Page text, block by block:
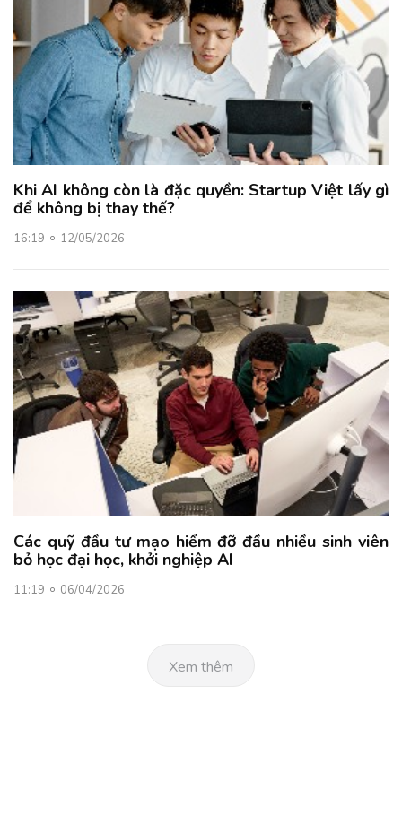
Khi AI không còn là đặc quyền: Startup Việt lấy gì
để không bị thay thế?
16:19 12/05/2026
Các quỹ đầu tư mạo hiểm đỡ đầu nhiều sinh viên
bỏ học đại học, khởi nghiệp AI
11:19 06/04/2026
Xem thêm